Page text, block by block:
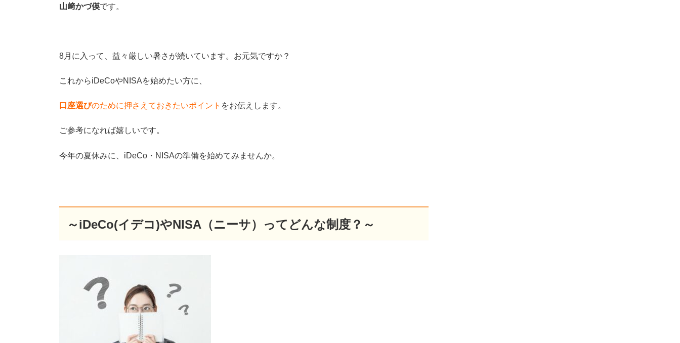
山﨑かづ偀です。
8月に入って、益々厳しい暑さが続いています。お元気ですか？
これからiDeCoやNISAを始めたい方に、
口座選びのために押さえておきたいポイント をお伝えします。
ご参考になれば嬉しいです。
今年の夏休みに、iDeCo・NISAの準備を始めてみませんか。
～iDeCo(イデコ)やNISA（ニーサ）ってどんな制度？～